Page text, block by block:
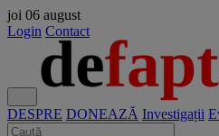
joi 06 august
Login Contact
DESPRE DONEAZĂ Investigații